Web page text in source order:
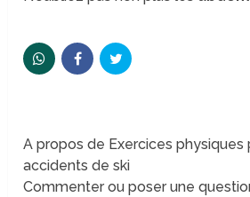
A propos de Exercices physiques
accidents de ski
Commenter ou poser une